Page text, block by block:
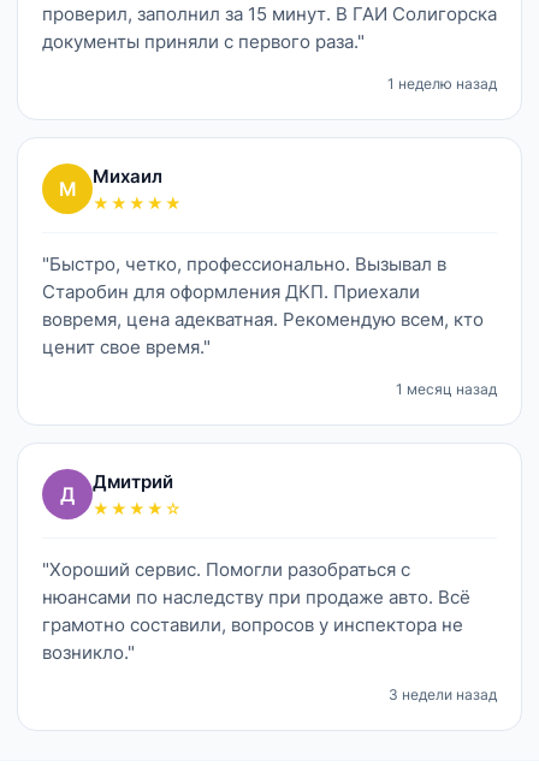
проверил, заполнил за 15 минут. В ГАИ Солигорска
документы приняли с первого раза."
1 неделю назад
М Михаил
★★★★★
"Быстро, четко, профессионально. Вызывал в
Старобин для оформления ДКП. Приехали
вовремя, цена адекватная. Рекомендую всем, кто
ценит свое время."
1 месяц назад
Д Дмитрий
★★★★☆
"Хороший сервис. Помогли разобраться с
нюансами по наследству при продаже авто. Всё
грамотно составили, вопросов у инспектора не
возникло."
3 недели назад